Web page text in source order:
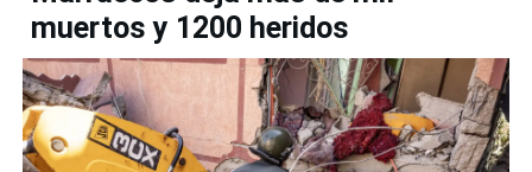
muertos y 1200 heridos